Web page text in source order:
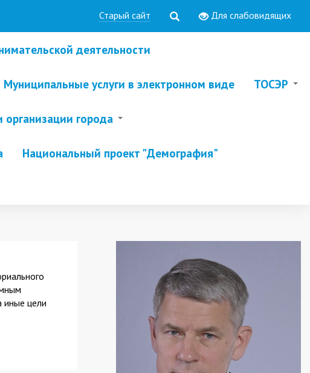
Старый сайт Для слабовидящих
деятельности
Муниципальные услуги в электронном виде ТОСЭР
города
Национальный проект "Демография"
иные цели